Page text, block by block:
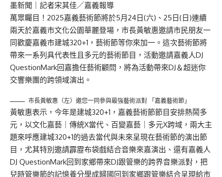
墨新聞
｜記者宋其佳／嘉義報導
萬眾矚目！2025嘉義藝術節將於5月24日(六)、25日(日)連續
兩天於嘉義市文化公園華麗登場，市長黃敏惠邀請市民朋友一
同歡慶嘉義市建城320+1，藝術節等你來加一。這次藝術節將
帶來一系列具代表性且多元的藝術節目，活動邀請嘉義人DJ
QuestionMark回嘉擔任藝術顧問，將為活動帶來DJ＆超迷你
交響樂團的跨領域演出。
市長黃敏惠（左）邀您一同參與最強藝術派對 「嘉義藝術節」
黃敏惠表示，今年是建城320+1，嘉義藝術節節目安排熱鬧多
元，以文化嘉藝｜傳統X當代、百變嘉藝｜多元X跨域，兩大主
題來呼應建城320+1的過去當代與未來呈現在藝術節的演出節
目，尤其特別邀請霹靂布袋戲結合音樂來嘉演出、還有嘉義人
DJ QuestionMark回到家鄉帶來DJ跟管樂的跨界音樂派對，把
兒時管樂節的記憶養分學成歸國回到家鄉跟管樂結合呈現給市